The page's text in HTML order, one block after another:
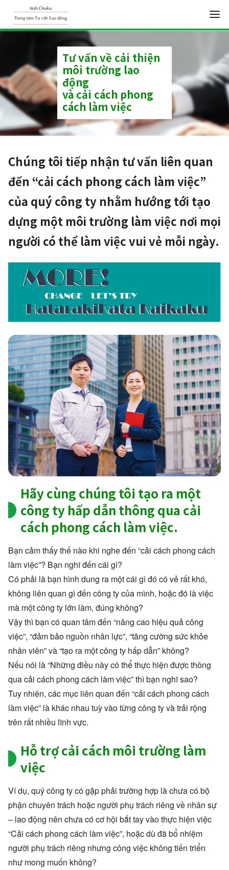
p
t
o
o
Tư vấn về cải thiện
môi trường lao
động
và cải cách phong
cách làm việc
Chúng tôi tiếp nhận tư vấn liên quan
đến “cải cách phong cách làm việc”
của quý công ty nhằm hướng tới tạo
dựng một môi trường làm việc nơi mọi
người có thể làm việc vui vẻ mỗi ngày.
Hãy cùng chúng tôi tạo ra một
công ty hấp dẫn thông qua cải
cách phong cách làm việc.
Bạn cảm thấy thế nào khi nghe đến “cải cách phong cách
làm việc”? Bạn nghĩ đến cái gì?
Có phải là bạn hình dung ra một cái gì đó có vẻ rất khó,
không liên quan gì đến công ty của mình, hoặc đó là việc
mà một công ty lớn làm, đúng không?
Vậy thì bạn có quan tâm đến “nâng cao hiệu quả công
việc”, “đảm bảo nguồn nhân lực”, “tăng cường sức khỏe
nhân viên” và “tạo ra một công ty hấp dẫn” không?
Nếu nói là “Những điều này có thể thực hiện được thông
qua cải cách phong cách làm việc” thì bạn nghĩ sao?
Tuy nhiên, các mục liên quan đến “cải cách phong cách
làm việc” là khác nhau tuỳ vào từng công ty và trải rộng
trên rất nhiều lĩnh vực.
Hỗ trợ cải cách môi trường làm
việc
Ví dụ, quý công ty có gặp phải trường hợp là chưa có bộ
phận chuyên trách hoặc người phụ trách riêng về nhân sự
– lao động nên chưa có cơ hội bắt tay vào thực hiện việc
“Cải cách phong cách làm việc”, hoặc dù đã bổ nhiệm
người phụ trách riêng nhưng công việc không tiến triển
như mong muốn không?